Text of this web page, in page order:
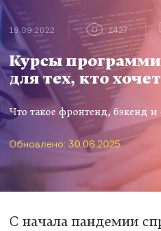
19.09.2022 1427
Курсы
для тех, кто
Что такое фронтенд, бэкенд
Обновлено: 30.06.2025
С начала пандемии